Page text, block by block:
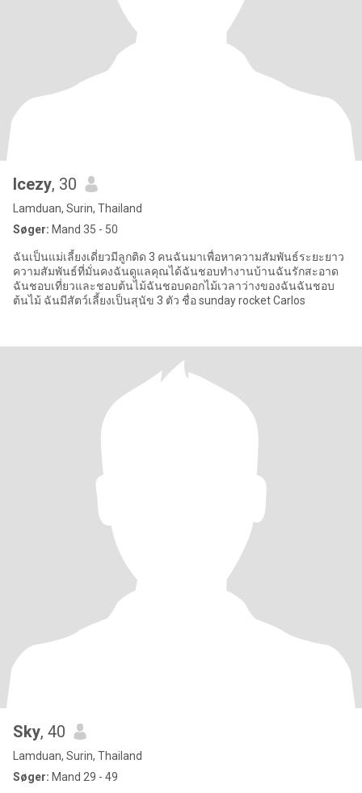
Icezy, 30
Lamduan, Surin, Thailand
Søger: Mand 35 - 50
ฉันเป็นแม่เลี้ยงเดี่ยวมีลูกติด 3 คนฉันมาเพื่อหาความสัมพันธ์ระยะยาว
ความสัมพันธ์ที่มั่นคงฉันดูแลคุณได้ฉันชอบทำงานบ้านฉันรักสะอาด
ฉันชอบเที่ยวและชอบต้นไม้ฉันชอบดอกไม้เวลาว่างของฉันฉันชอบ
ต้นไม้ ฉันมีสัตว์เลี้ยงเป็นสุนัข 3 ตัว ชื่อ sunday rocket Carlos
Sky, 40
Lamduan, Surin, Thailand
Søger: Mand 29 - 49